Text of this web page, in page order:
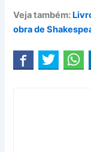
Veja também:
obra de